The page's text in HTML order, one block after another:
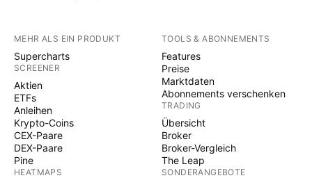
MEHR ALS EIN PRODUKT
Supercharts
SCREENER
Aktien
ETFs
Anleihen
Krypto-Coins
CEX-Paare
DEX-Paare
Pine
HEATMAPS
TOOLS & ABONNEMENTS
Features
Preise
Marktdaten
Abonnements verschenken
TRADING
Übersicht
Broker
Broker-Vergleich
The Leap
SONDERANGEBOTE